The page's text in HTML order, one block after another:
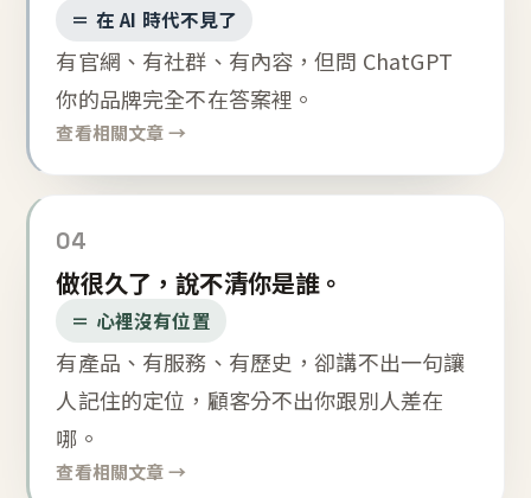
＝ 在 AI 時代不見了
有官網、有社群、有內容，但問 ChatGPT
你的品牌完全不在答案裡。
查看相關文章 →
04
做很久了，說不清你是誰。
＝ 心裡沒有位置
有產品、有服務、有歷史，卻講不出一句讓
人記住的定位，顧客分不出你跟別人差在
哪。
查看相關文章 →